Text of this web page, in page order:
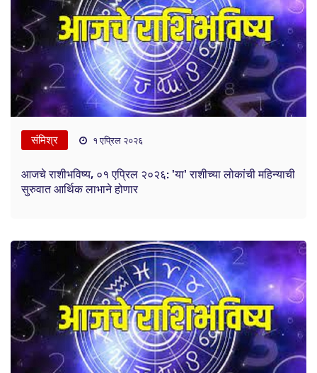
संमिश्र १ एप्रिल २०२६
आजचे राशीभविष्य, ०१ एप्रिल २०२६: 'या' राशीच्या लोकांची महिन्याची
सुरुवात आर्थिक लाभाने होणार